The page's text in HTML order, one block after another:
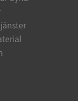
cookies.